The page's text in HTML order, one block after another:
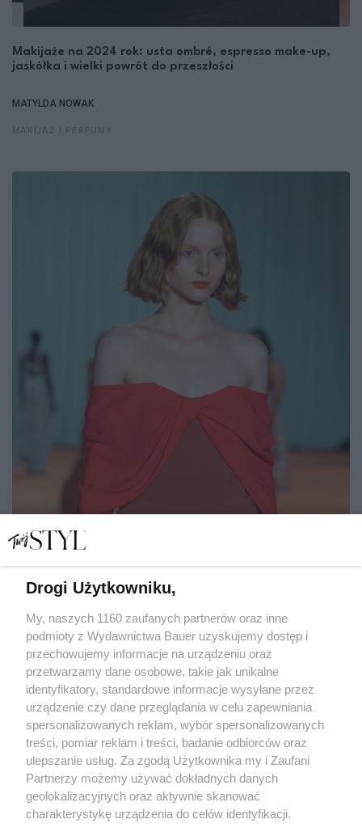
Makijaże na 2024 rok: usta ombré, espresso make-up,
jaskółka i wielki powrót do przeszłości
MATYLDA NOWAK
trendy i podpowiedzi, jak stylowo je nosić
MARTA WAGLEWSKA
Drogi Użytkowniku,
My, naszych 1160 zaufanych partnerów oraz inne
podmioty z Wydawnictwa Bauer uzyskujemy dostęp i
przechowujemy informacje na urządzeniu oraz
przetwarzamy dane osobowe, takie jak unikalne
identyfikatory, standardowe informacje wysyłane przez
urządzenie czy dane przeglądania w celu zapewniania
spersonalizowanych reklam, wybór spersonalizowanych
treści, pomiar reklam i treści, badanie odbiorców oraz
ulepszanie usług. Za zgodą Użytkownika my i Zaufani
Partnerzy możemy używać dokładnych danych
geolokalizacyjnych oraz aktywnie skanować
charakterystykę urządzenia do celów identyfikacji.